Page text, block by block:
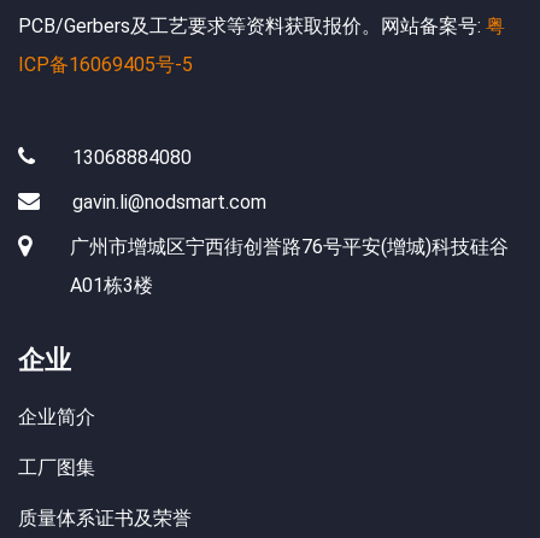
PCB/Gerbers及工艺要求等资料获取报价。网站备案号: 粤
ICP备16069405号-5
13068884080
gavin.li@nodsmart.com
广州市增城区宁西街创誉路76号平安(增城)科技硅谷
A01栋3楼
企业
企业简介
工厂图集
质量体系证书及荣誉